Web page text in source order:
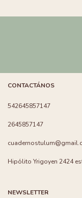
CONTACTÁNOS
542645857147
2645857147
Hipólito Yrigoyen 2424
NEWSLETTER